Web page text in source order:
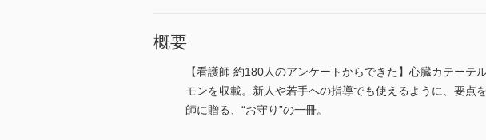
概要
【看護師 約180人のアンケートからできた】心臓カテー
モンを収載。新人や若手への指導でも使えるように、要点
師に贈る、“お守り”の一冊。